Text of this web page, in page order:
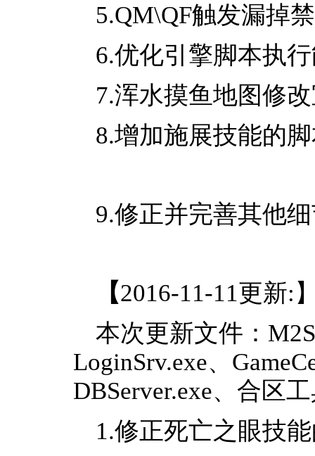
5.QM\QF触发漏掉
6.优化引擎脚本执
7.浑水摸鱼地图修
8.增加施展技能的
9.修正并完善其他
【2016-11-11更新:
本次更新文件：
LoginSrv.exe、
DBServer.exe、合区
1.修正死亡之眼技